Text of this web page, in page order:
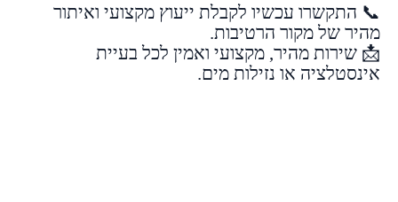
📞 התקשרו עכשיו לקבלת ייעוץ מקצועי ואיתור
מהיר של מקור הרטיבות.
📩 שירות מהיר, מקצועי ואמין לכל בעיית
אינסטלציה או נזילות מים.